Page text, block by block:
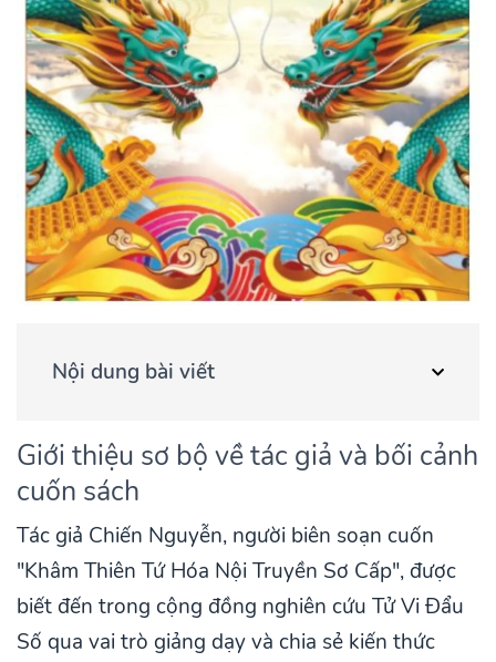
Nội dung bài viết
Giới thiệu sơ bộ về tác giả và bối cảnh
cuốn sách
Tác giả Chiến Nguyễn, người biên soạn cuốn
"Khâm Thiên Tứ Hóa Nội Truyền Sơ Cấp", được
biết đến trong cộng đồng nghiên cứu Tử Vi Đẩu
Số qua vai trò giảng dạy và chia sẻ kiến thức